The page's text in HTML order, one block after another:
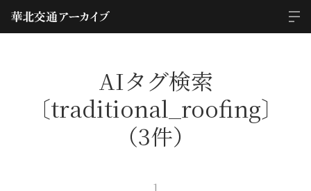
AIタグ検索
〔traditional_roofing〕
（3件）